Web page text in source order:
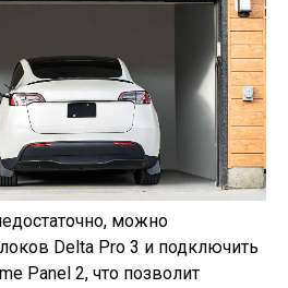
можно
Delta Pro 3 и подключить
Panel 2, что позволит